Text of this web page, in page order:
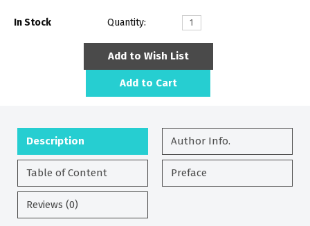
In Stock Quantity:
Add to Wish List
Add to Cart
Description Author Info.
Table of Content Preface
Reviews (0)